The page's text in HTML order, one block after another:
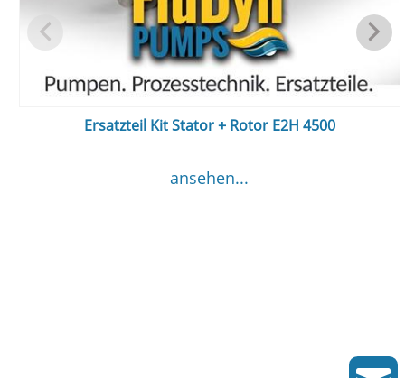
Ersatzteil Kit Stator + Rotor E2H 4500
ansehen...